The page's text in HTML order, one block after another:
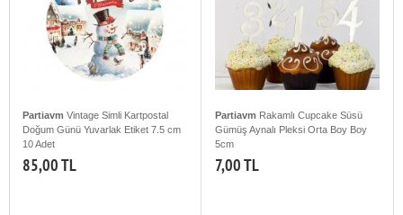
Partiavm Vintage Simli Kartpostal
Doğum Günü Yuvarlak Etiket 7.5 cm
10 Adet
85,00 TL
Partiavm Rakamlı Cupcake Süsü
Gümüş Aynalı Pleksi Orta Boy Boy
5cm
7,00 TL